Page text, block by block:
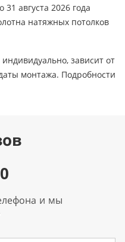
августа 2026 года
натяжных потолков
зависит от
монтажа. Подробности
и мы